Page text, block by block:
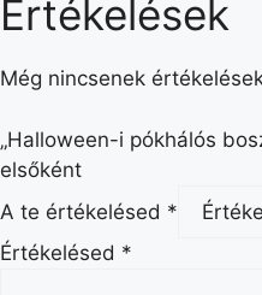
Értékelések
Még nincsenek
„Halloween-i pókhálós
elsőként
A te értékelésed *
Értékelésed *